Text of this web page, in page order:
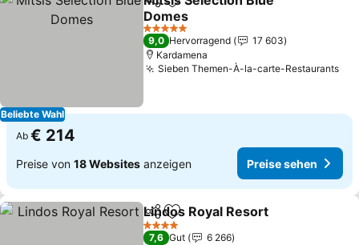
Beliebte Wahl
TeilenZu Favoriten hinzufügen
Domes
Preise sehen
5 Sterne
9,0 Hervorragend
17 603
Kardamena
Sieben Themen-À-la-carte-Restaurants
Ab € 214
Preise von 18 Websites anzeigen Preise sehen
TeilenZu Favoriten hinzufügen
Lindos Royal Resort
4 Sterne
7,6 Gut
6 266